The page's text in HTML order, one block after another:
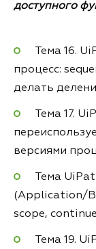
доступного
Тема 16.
процесс:
делать
Тема 17.
версиями
Тема
(Application/
scope,
Тема 19.